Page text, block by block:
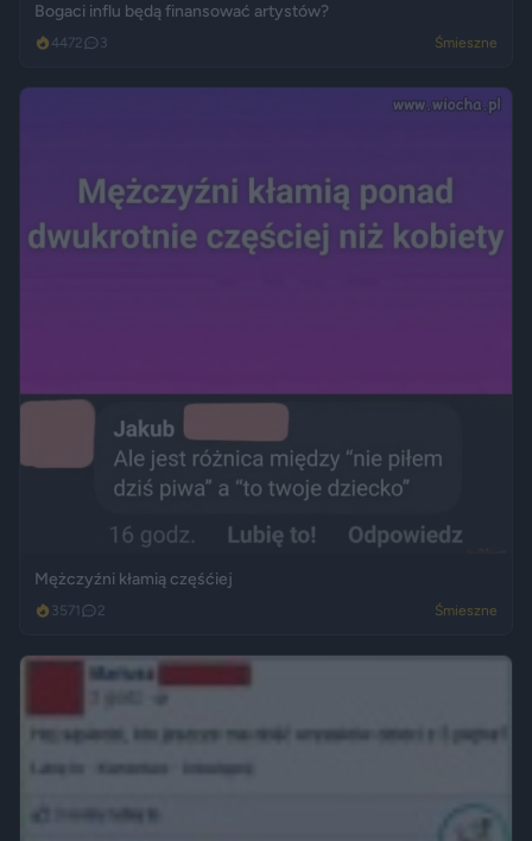
Bogaci influ będą finansować artystów?
4472 3 Śmieszne
Mężczyźni kłamią częśćiej
3571 2 Śmieszne